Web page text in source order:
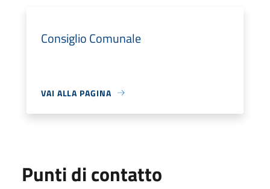
Consiglio Comunale
VAI ALLA PAGINA
Punti di contatto